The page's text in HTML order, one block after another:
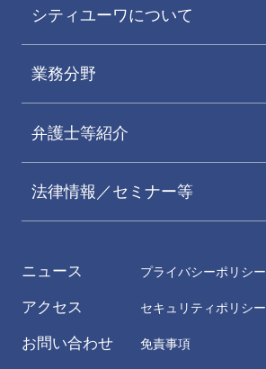
シティユーワについて
業務分野
弁護士等紹介
法律情報／セミナー等
ニュース
アクセス
お問い合わせ
プライバシーポリシー
セキュリティポリシー
免責事項